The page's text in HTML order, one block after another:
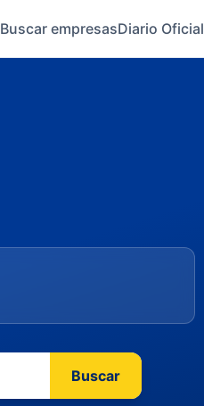
Buscar empresasDiario Oficial
Buscar